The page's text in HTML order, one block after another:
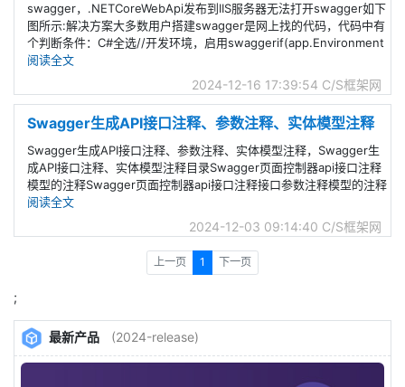
swagger，.NETCoreWebApi发布到IIS服务器无法打开swagger如下
图所示:解决方案大多数用户搭建swagger是网上找的代码，代码中有
个判断条件：C#全选//开发环境，启用swaggerif(app.Environment
阅读全文
2024-12-16 17:39:54 C/S框架网
Swagger生成API接口注释、参数注释、实体模型注释
Swagger生成API接口注释、参数注释、实体模型注释，Swagger生
成API接口注释、实体模型注释目录Swagger页面控制器api接口注释
模型的注释Swagger页面控制器api接口注释接口参数注释模型的注释
阅读全文
2024-12-03 09:14:40 C/S框架网
上一页 1 下一页
;
最新产品 (2024-release)